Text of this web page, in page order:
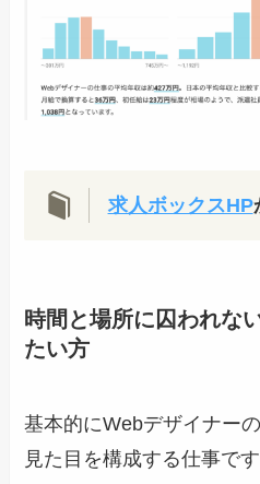
求人ボックスHP
時間と場所に囚われな
たい方
基本的にWebデザイナー
見た目を構成する仕事です